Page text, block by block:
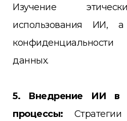
Изучение
использования ИИ,
данных.
5. Внедрение ИИ в
процессы: